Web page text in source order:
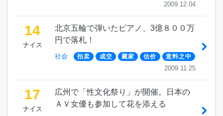
2009.12.04
14
ナイス
北京五輪で弾いたピアノ、3億８００万
円で落札！
社会 拍卖 成交 藏家 估价 意料之中
2009.11.25
17
ナイス
広州で「性文化祭り」が開催。日本の
ＡＶ女優も参加して花を添える